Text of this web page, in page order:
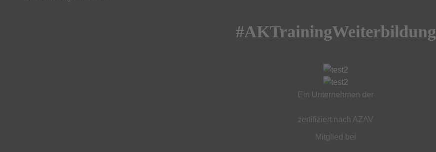
#AKTrainingWeiterbildung
Ein Unternehmen der
zertifiziert nach AZAV
Mitglied bei